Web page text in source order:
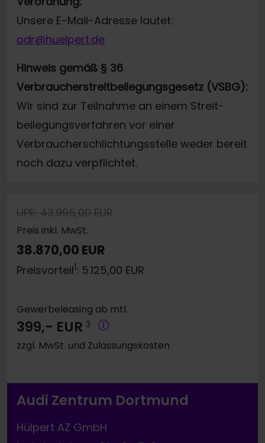
Unsere E-Mail-Adresse lautet:
odr@huelpert.de
Hinweis gemäß § 36
Verbraucherstreitbeilegungsgesetz (VSBG):
Wir sind zur Teilnahme an einem Streit-
beilegungsverfahren vor einer
Verbraucherschlichtungsstelle weder bereit
noch dazu verpflichtet.
UPE: 43.995,00 EUR
Preis inkl. MwSt.
38.870,00 EUR
Preisvorteil1: 5.125,00 EUR
Gewerbeleasing ab mtl.
399,- EUR 3
zzgl. MwSt. und Zulassungskosten
Audi Zentrum Dortmund
Hülpert AZ GmbH